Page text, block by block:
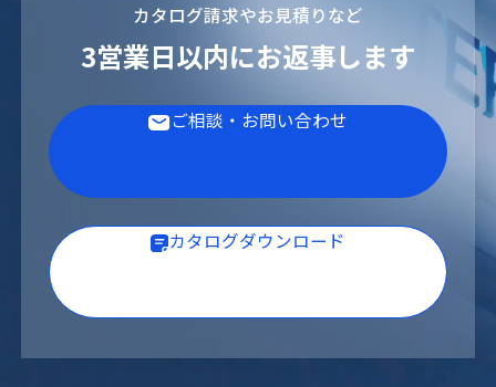
冷却水
カタログ請求やお見積りなど
3営業日以内にお返事します
ご相談・お問い合わせ
カタログダウンロード